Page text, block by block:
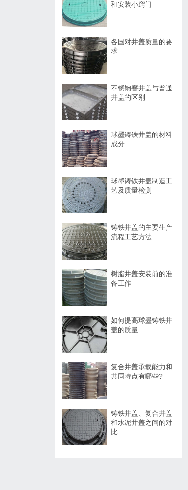
和安装小窍门
各国对井盖质量的要
求
不锈钢窨井盖与普通
井盖的区别
球墨铸铁井盖的材料
成分
球墨铸铁井盖制造工
艺及质量检测
铸铁井盖的主要生产
流程工艺方法
树脂井盖安装前的准
备工作
如何提高球墨铸铁井
盖的质量
复合井盖承载能力和
共同特点有哪些?
铸铁井盖、复合井盖
和水泥井盖之间的对
比